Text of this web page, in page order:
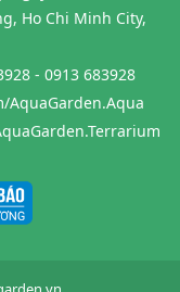
Ho Chi Minh City,
- 0913 683928
AquaGarden.Aqua